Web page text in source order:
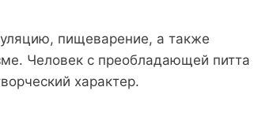
пищеварение, а также
Человек с преобладающей питта
характер.